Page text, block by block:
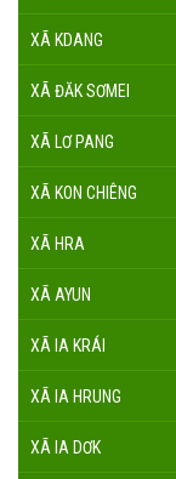
XÃ KDANG
XÃ ĐĂK SƠMEI
XÃ LƠ PANG
XÃ KON CHIÊNG
XÃ HRA
XÃ AYUN
XÃ IA KRÁI
XÃ IA HRUNG
XÃ IA DƠK